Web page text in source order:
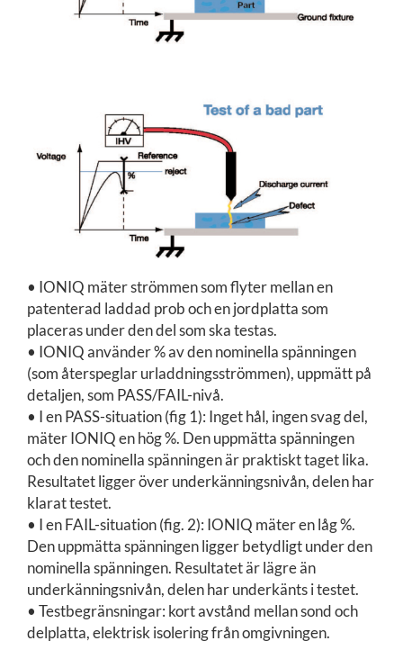
• IONIQ mäter strömmen som flyter mellan en
patenterad laddad prob och en jordplatta som
placeras under den del som ska testas.
• IONIQ använder % av den nominella spänningen
(som återspeglar urladdningsströmmen), uppmätt på
detaljen, som PASS/FAIL-nivå.
• I en PASS-situation (fig 1): Inget hål, ingen svag del,
mäter IONIQ en hög %. Den uppmätta spänningen
och den nominella spänningen är praktiskt taget lika.
Resultatet ligger över underkänningsnivån, delen har
klarat testet.
• I en FAIL-situation (fig. 2): IONIQ mäter en låg %.
Den uppmätta spänningen ligger betydligt under den
nominella spänningen. Resultatet är lägre än
underkänningsnivån, delen har underkänts i testet.
• Testbegränsningar: kort avstånd mellan sond och
delplatta, elektrisk isolering från omgivningen.